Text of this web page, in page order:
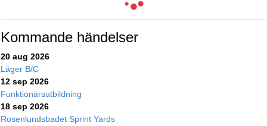
Kommande händelser
20 aug 2026
Läger B/C
12 sep 2026
Funktionärsutbildning
18 sep 2026
Rosenlundsbadet Sprint Yards